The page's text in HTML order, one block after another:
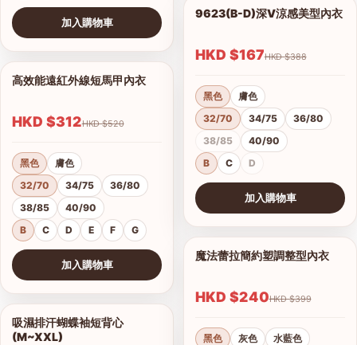
加入購物車
1/14
查看圖片
高效能遠紅外線短馬甲內衣
HKD $312 HKD $520
黑色
膚色
32/70
34/75
36/80
38/85
40/90
B
C D E F G
加入購物車
查看圖片
吸濕排汗蝴蝶袖短背心
(M~XXL)
1/2
9623(B-D)深V涼感美型內衣
HKD $167 HKD $388
黑色
膚色
32/70
34/75
36/80
38/85
40/90
B
C D
加入購物車
1/10
查看圖片
魔法蕾拉簡約塑調整型內衣
HKD $240 HKD $399
黑色 灰色
水藍色
港澳中文